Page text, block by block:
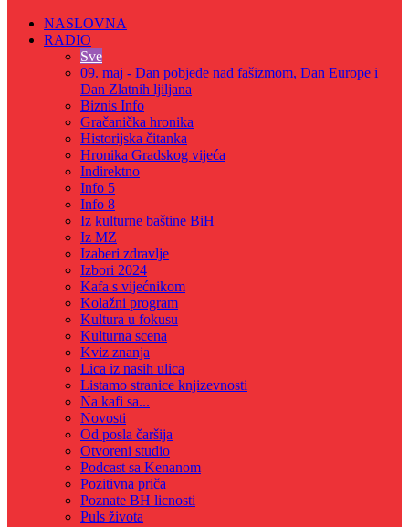
NASLOVNA
RADIO
Sve
09. maj - Dan pobjede nad fašizmom, Dan Europe i
Dan Zlatnih ljiljana
Biznis Info
Gračanička hronika
Historijska čitanka
Hronika Gradskog vijeća
Indirektno
Info 5
Info 8
Iz kulturne baštine BiH
Iz MZ
Izaberi zdravlje
Izbori 2024
Kafa s vijećnikom
Kolažni program
Kultura u fokusu
Kulturna scena
Kviz znanja
Lica iz nasih ulica
Listamo stranice knjizevnosti
Na kafi sa...
Novosti
Od posla čaršija
Otvoreni studio
Podcast sa Kenanom
Pozitivna priča
Poznate BH licnosti
Puls života